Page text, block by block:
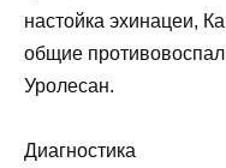
настойка эхинацеи,
общие
Уролесан.
Диагностика